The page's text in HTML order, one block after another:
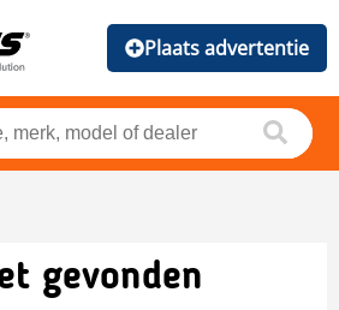
Plaats advertentie
gevonden